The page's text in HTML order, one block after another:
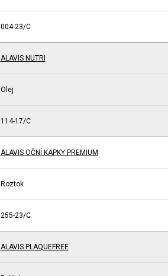
004-23/C
ALAVIS NUTRI
Olej
114-17/C
ALAVIS OČNÍ KAPKY PREMIUM
Roztok
255-23/C
ALAVIS PLAQUEFREE